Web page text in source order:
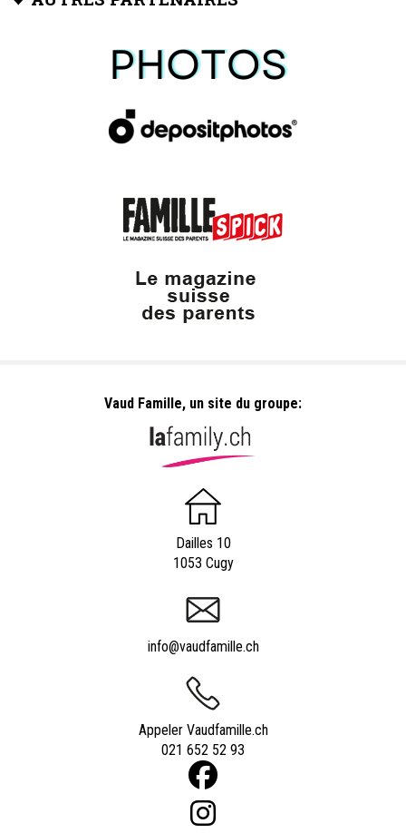
Vaud Famille, un site du groupe:
Dailles 10
1053 Cugy
info@vaudfamille.ch
Appeler Vaudfamille.ch
021 652 52 93